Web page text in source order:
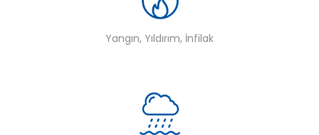
Yangın, Yıldırım, İnfilak